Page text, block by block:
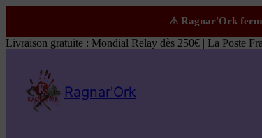
Livraison gratuite : Mondial Relay dès 250€ | La Poste
Ragnar'Ork